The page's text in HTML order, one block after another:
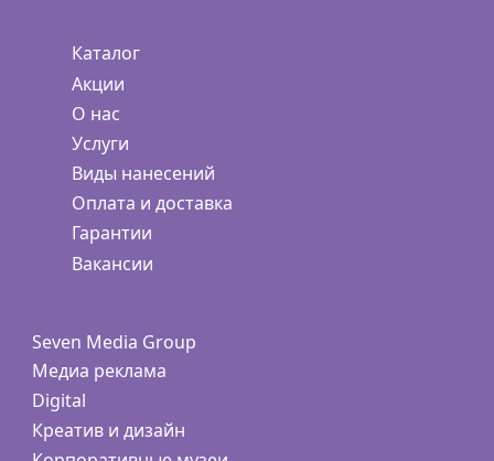
Каталог
Акции
О нас
Услуги
Виды нанесений
Оплата и доставка
Гарантии
Вакансии
Seven Media Group
Медиа реклама
Digital
Креатив и дизайн